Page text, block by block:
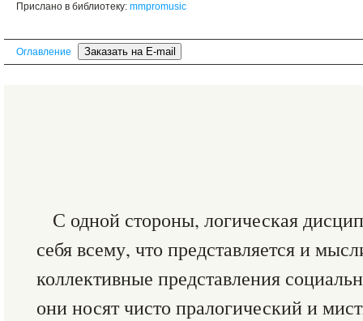
Прислано в библиотеку: mmpromusic
Оглавление
С одной стороны, логическая
себя всему, что представляется и
коллективные представления
они носят чисто пралогический и